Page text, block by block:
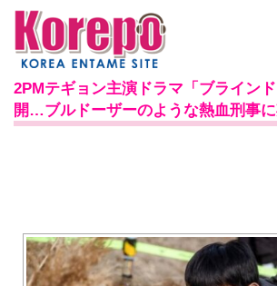
2PMテギョン主演ドラマ「ブライン
開…ブルドーザーのような熱血刑事